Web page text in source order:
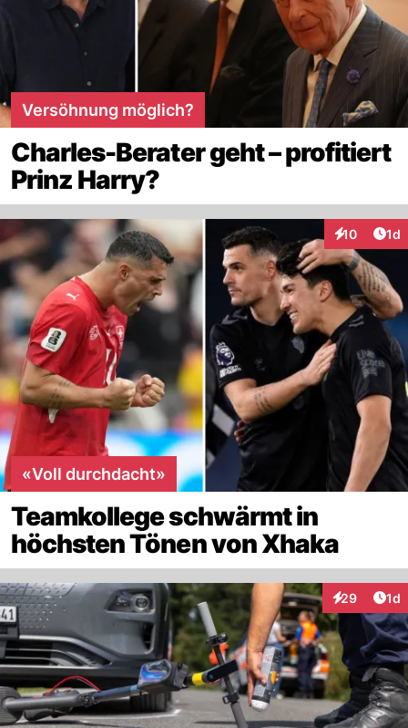
Versöhnung möglich?
Charles-Berater geht – profitiert
Prinz Harry?
10 1d
«Voll durchdacht»
Teamkollege schwärmt in
höchsten Tönen von Xhaka
29
Interaktionen
1d